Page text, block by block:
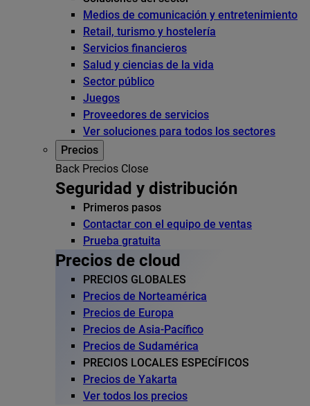
Medios de comunicación y entretenimiento
Retail, turismo y hostelería
Servicios financieros
Salud y ciencias de la vida
Sector público
Juegos
Proveedores de servicios
Ver soluciones para todos los sectores
Precios
Back Precios Close
Seguridad y distribución
Primeros pasos
Contactar con el equipo de ventas
Prueba gratuita
Precios de cloud
PRECIOS GLOBALES
Precios de Norteamérica
Precios de Europa
Precios de Asia-Pacífico
Precios de Sudamérica
PRECIOS LOCALES ESPECÍFICOS
Precios de Yakarta
Ver todos los precios